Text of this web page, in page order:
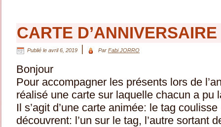
CARTE
Publié le avril 6, 2019 Par Fabi JORRO
Bonjour
Pour accompagner les présents lors de
réalisé une carte sur laquelle chacun a pu
Il s’agit d’une carte animée: le tag
découvrent: l’un sur le tag, l’autre sortant